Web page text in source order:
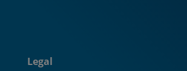
Legal